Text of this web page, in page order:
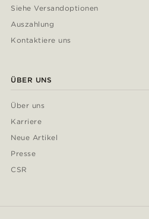
Siehe Versandoptionen
Auszahlung
Kontaktiere uns
ÜBER UNS
Über uns
Karriere
Neue Artikel
Presse
CSR